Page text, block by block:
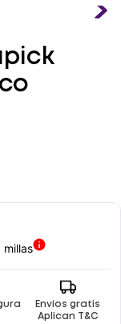
millas
Envíos gratis
Aplican T&C